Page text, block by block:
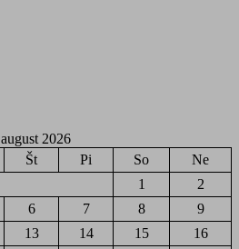
august 2026
Št Pi So
Ne
1
2
6 7 8
9
13 14 15
16